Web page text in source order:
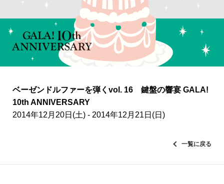
ベーゼンドルファーを弾くvol. 16 鍵盤の響宴 GALA!
10th ANNIVERSARY
2014年12月20日(土) - 2014年12月21日(日)
一覧に戻る